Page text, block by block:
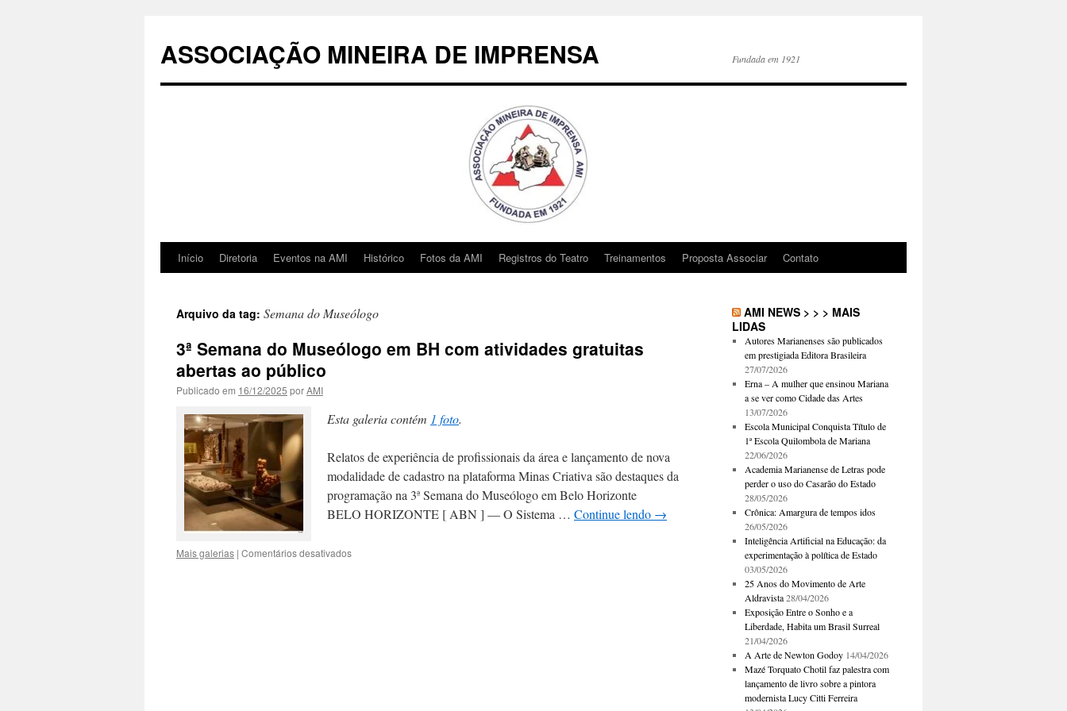
conteúdo
ASSOCIAÇÃO MINEIRA DE IMPRENSA Fundada em 1921
Início Diretoria Eventos na AMI Histórico Fotos da AMI Registros do Teatro Treinamentos Proposta Associar Contato
Arquivo da tag: Semana do Museólogo
3ª Semana do Museólogo em BH com atividades gratuitas
abertas ao público
Publicado em 16/12/2025 porAMI
Esta galeria contém 1 foto.
Relatos de experiência de profissionais da área e lançamento de nova
modalidade de cadastro na plataforma Minas Criativa são destaques da
programação na 3ª Semana do Museólogo em Belo Horizonte
BELO HORIZONTE [ ABN ] — O Sistema … Continue lendo →
Mais galerias | Comentários desativadosem
AMI NEWS > > > MAIS
LIDAS
Autores Marianenses são publicados
em prestigiada Editora Brasileira
27/07/2026
Erna – A mulher que ensinou Mariana
a se ver como Cidade das Artes
13/07/2026
Escola Municipal Conquista Título de
1ª Escola Quilombola de Mariana
22/06/2026
Academia Marianense de Letras pode
perder o uso do Casarão do Estado
28/05/2026
Crônica: Amargura de tempos idos
26/05/2026
Inteligência Artificial na Educação: da
experimentação à política de Estado
03/05/2026
25 Anos do Movimento de Arte
Aldravista 28/04/2026
Exposição Entre o Sonho e a
Liberdade, Habita um Brasil Surreal
21/04/2026
A Arte de Newton Godoy 14/04/2026
Mazé Torquato Chotil faz palestra com
lançamento de livro sobre a pintora
modernista Lucy Citti Ferreira